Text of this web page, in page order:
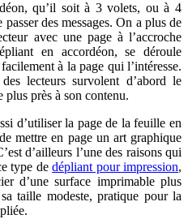
qu’il soit à 3 volets, ou à 4
des messages. On a plus de
avec une page à l’accroche
en accordéon, se déroule
à la page qui l’intéresse.
lecteurs survolent d’abord le
plus près à son contenu.
d’utiliser la page de la feuille en
mettre en page un art graphique
d’ailleurs l’une des raisons qui
type dedépliant pour impression,
d’une surface imprimable plus
taille modeste, pratique pour la